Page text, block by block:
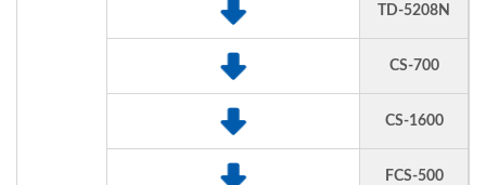
TD-5208N
CS-700
CS-1600
FCS-500